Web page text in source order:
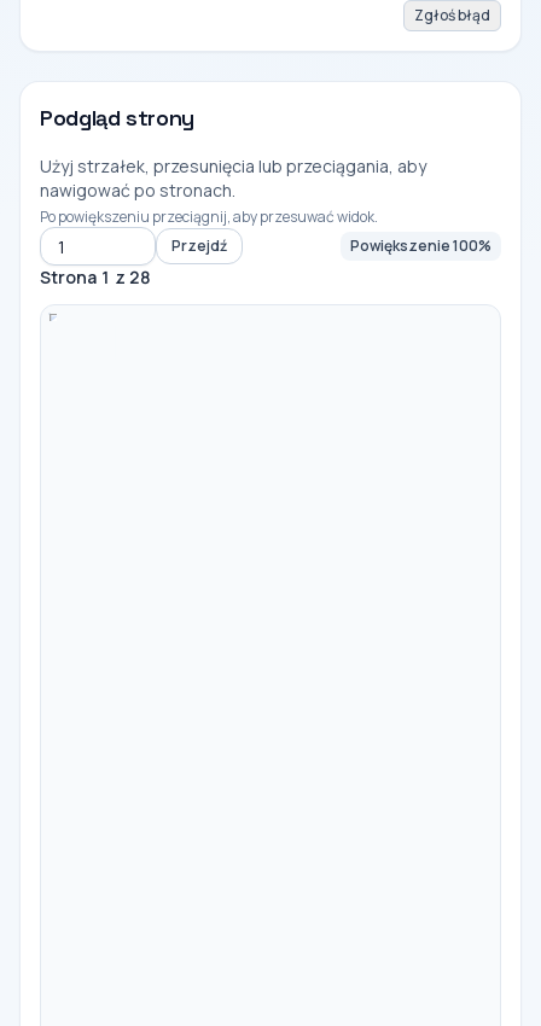
Zgłoś błąd
Podgląd strony
Użyj strzałek, przesunięcia lub przeciągania, aby
nawigować po stronach.
Po powiększeniu przeciągnij, aby przesuwać widok.
Przejdź do stronyPrzejdź Powiększenie 100%
Strona 1 z 28